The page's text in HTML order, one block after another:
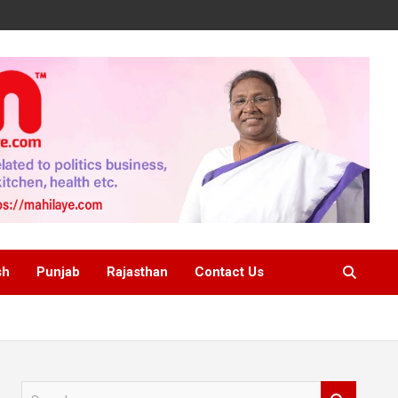
Punjab Rajasthan Contact Us